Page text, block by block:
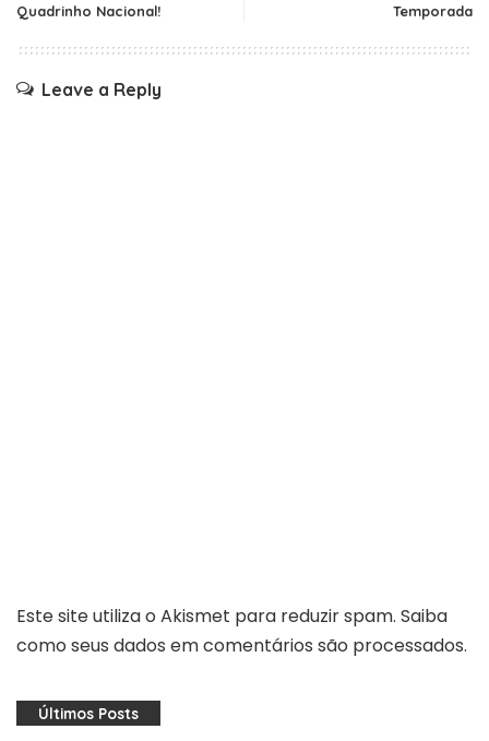
Quadrinho Nacional!
Temporada
Leave a Reply
Este site utiliza o Akismet para reduzir spam. Saiba
como seus dados em comentários são processados.
Últimos Posts